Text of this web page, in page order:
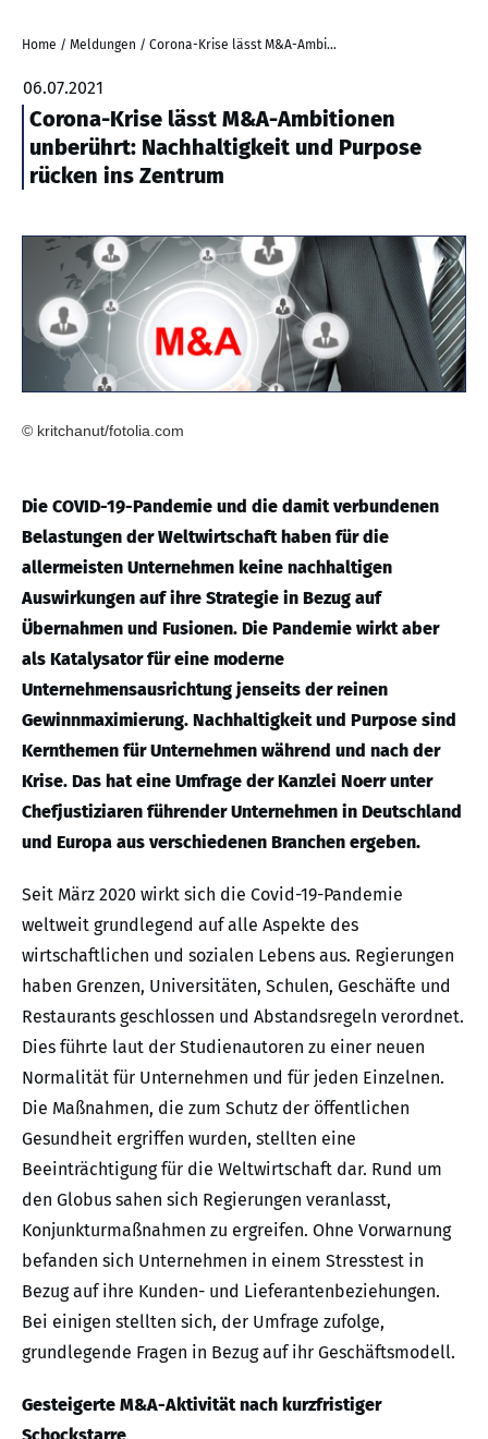
Home / Meldungen / Corona-Krise lässt M&A-Ambitionen unberührt: Nachhaltigkeit und Purpose rücken ins Zentrum
06.07.2021
Corona-Krise lässt M&A-Ambitionen
unberührt: Nachhaltigkeit und Purpose
rücken ins Zentrum
© kritchanut/fotolia.com
Die COVID-19-Pandemie und die damit verbundenen
Belastungen der Weltwirtschaft haben für die
allermeisten Unternehmen keine nachhaltigen
Auswirkungen auf ihre Strategie in Bezug auf
Übernahmen und Fusionen. Die Pandemie wirkt aber
als Katalysator für eine moderne
Unternehmensausrichtung jenseits der reinen
Gewinnmaximierung. Nachhaltigkeit und Purpose sind
Kernthemen für Unternehmen während und nach der
Krise. Das hat eine Umfrage der Kanzlei Noerr unter
Chefjustiziaren führender Unternehmen in Deutschland
und Europa aus verschiedenen Branchen ergeben.
Seit März 2020 wirkt sich die Covid-19-Pandemie
weltweit grundlegend auf alle Aspekte des
wirtschaftlichen und sozialen Lebens aus. Regierungen
haben Grenzen, Universitäten, Schulen, Geschäfte und
Restaurants geschlossen und Abstandsregeln verordnet.
Dies führte laut der Studienautoren zu einer neuen
Normalität für Unternehmen und für jeden Einzelnen.
Die Maßnahmen, die zum Schutz der öffentlichen
Gesundheit ergriffen wurden, stellten eine
Beeinträchtigung für die Weltwirtschaft dar. Rund um
den Globus sahen sich Regierungen veranlasst,
Konjunkturmaßnahmen zu ergreifen. Ohne Vorwarnung
befanden sich Unternehmen in einem Stresstest in
Bezug auf ihre Kunden- und Lieferantenbeziehungen.
Bei einigen stellten sich, der Umfrage zufolge,
grundlegende Fragen in Bezug auf ihr Geschäftsmodell.
Gesteigerte M&A-Aktivität nach kurzfristiger
Schockstarre